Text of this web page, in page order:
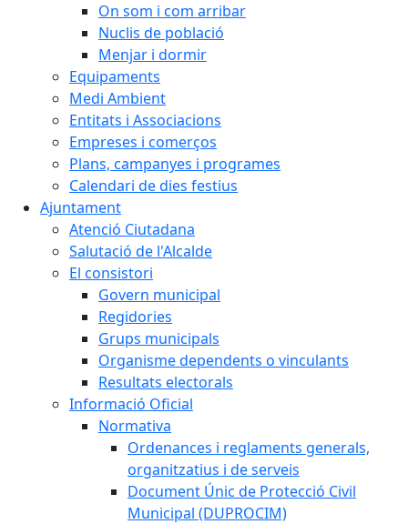
On som i com arribar
Nuclis de població
Menjar i dormir
Equipaments
Medi Ambient
Entitats i Associacions
Empreses i comerços
Plans, campanyes i programes
Calendari de dies festius
Ajuntament
Atenció Ciutadana
Salutació de l'Alcalde
El consistori
Govern municipal
Regidories
Grups municipals
Organisme dependents o vinculants
Resultats electorals
Informació Oficial
Normativa
Ordenances i reglaments generals,
organitzatius i de serveis
Document Únic de Protecció Civil
Municipal (DUPROCIM)